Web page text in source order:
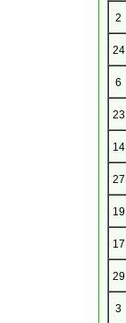
2
24
6
23
14
27
19
17
29
3